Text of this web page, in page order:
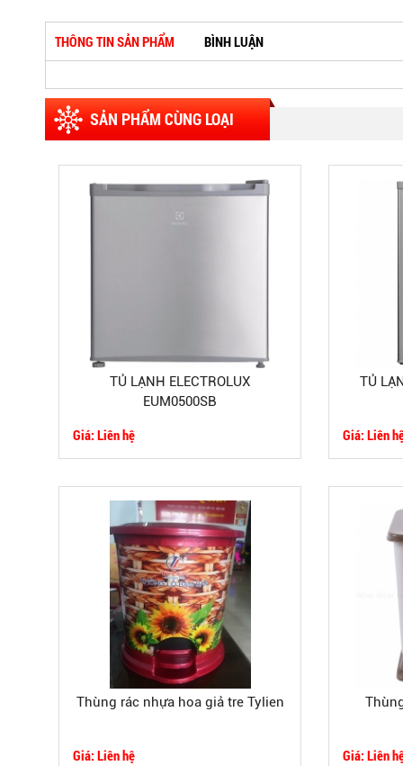
THÔNG TIN SẢN PHẨM BÌNH LUẬN
SẢN PHẨM CÙNG LOẠI
TỦ LẠNH ELECTROLUX
EUM0500SB
Giá: Liên hệ
TỦ
Giá: Liên
Thùng rác nhựa hoa giả tre Tylien
Giá: Liên hệ Giá: Liên